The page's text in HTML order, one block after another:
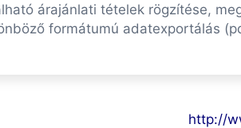
árajánlati tételek rögzítése,
formátumú adatexportálás
http://